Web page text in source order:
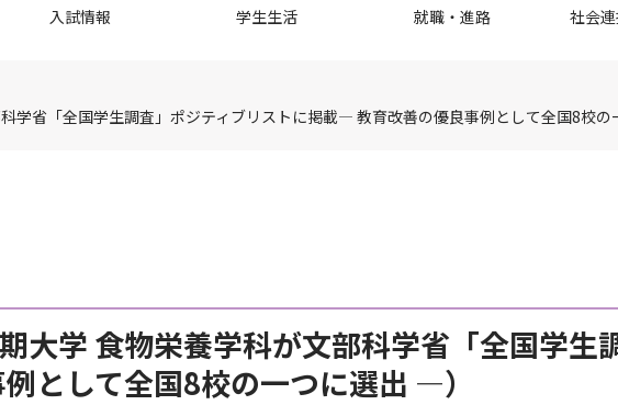
入試情報 学生生活 就職・進路 社会
学省「全国学生調査」ポジティブリストに掲載― 教育改善の優良事例として全国8校の
大学 食物栄養学科が文部科学省「全国学生
として全国8校の一つに選出 ―）